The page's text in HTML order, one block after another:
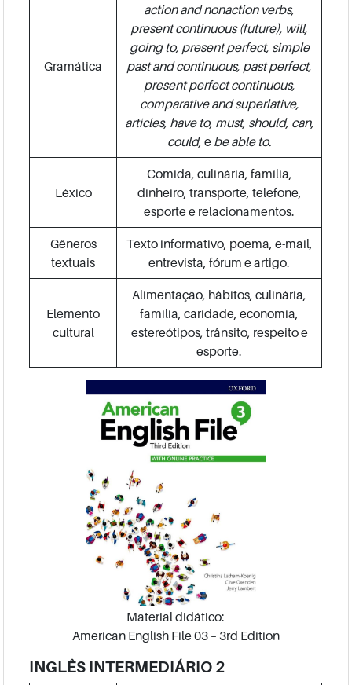
Gramática
action and nonaction verbs,
present continuous (future), will,
going to, present perfect, simple
past and continuous, past perfect,
present perfect continuous,
comparative and superlative,
articles, have to, must, should, can,
could, ebe able to.
Léxico
Comida, culinária, família,
dinheiro, transporte, telefone,
esporte e relacionamentos.
Gêneros
textuais
Texto informativo, poema, e-mail,
entrevista, fórum e artigo.
Elemento
cultural
Alimentação, hábitos, culinária,
família, caridade, economia,
estereótipos, trânsito, respeito e
esporte.
Material didático:
American English File 03 – 3rd Edition
INGLÊS INTERMEDIÁRIO 2